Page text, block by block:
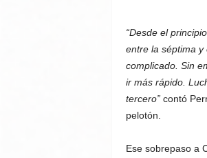
“Desde el
entre la séptima y
complicado. Sin
ir más rápido.
tercero”contó
pelotón.
Ese sobrepaso a